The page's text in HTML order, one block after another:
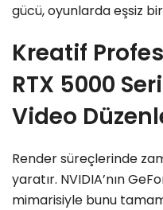
gücü, oyunlarda eşsiz
Kreatif
RTX 5000
Video
Render süreçlerinde
yaratır. NVIDIA’nın
mimarisiyle bunu